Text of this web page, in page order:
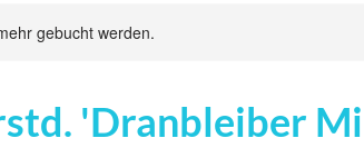
gebucht werden.
'Dranbleiber